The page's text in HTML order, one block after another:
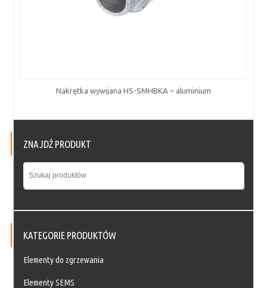
Nakrętka wywijana HS-SMHBKA – aluminium
ZNAJDŹ PRODUKT
KATEGORIE PRODUKTÓW
Elementy do zgrzewania
Elementy SEMS